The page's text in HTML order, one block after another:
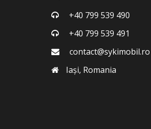
+40 799 539 490
+40 799 539 491
contact@sykimobil.ro
Iași, Romania